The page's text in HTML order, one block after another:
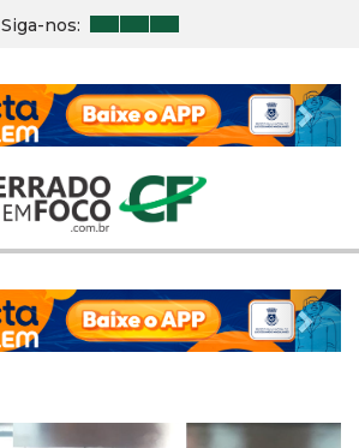
Siga-nos:
Next
Next